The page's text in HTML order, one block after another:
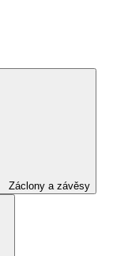
Záclony a závěsy